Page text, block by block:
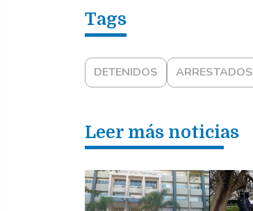
DETENIDOS ARRESTADOS
Leer más noticias